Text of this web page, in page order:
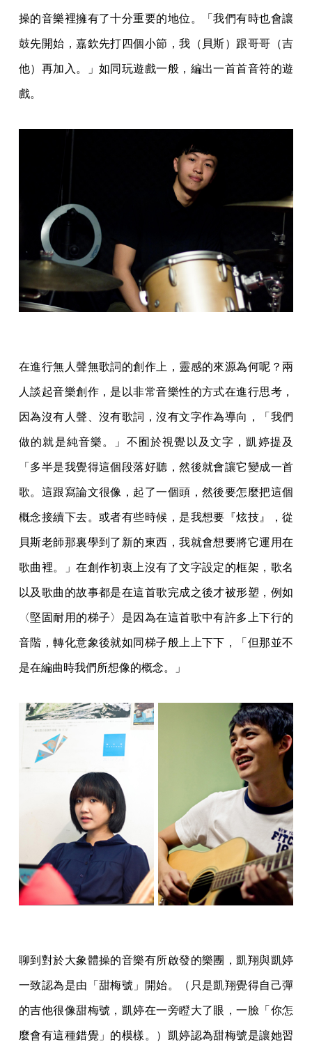
操的音樂裡擁有了十分重要的地位。「我們有時也會讓
鼓先開始，嘉欽先打四個小節，我（貝斯）跟哥哥（吉
他）再加入。」如同玩遊戲一般，編出一首首音符的遊
戲。
在進行無人聲無歌詞的創作上，靈感的來源為何呢？兩
人談起音樂創作，是以非常音樂性的方式在進行思考，
因為沒有人聲、沒有歌詞，沒有文字作為導向，「我們
做的就是純音樂。」不囿於視覺以及文字，凱婷提及
「多半是我覺得這個段落好聽，然後就會讓它變成一首
歌。這跟寫論文很像，起了一個頭，然後要怎麼把這個
概念接續下去。或者有些時候，是我想要『炫技』，從
貝斯老師那裏學到了新的東西，我就會想要將它運用在
歌曲裡。」在創作初衷上沒有了文字設定的框架，歌名
以及歌曲的故事都是在這首歌完成之後才被形塑，例如
〈堅固耐用的梯子〉是因為在這首歌中有許多上下行的
音階，轉化意象後就如同梯子般上上下下，「但那並不
是在編曲時我們所想像的概念。」
聊到對於大象體操的音樂有所啟發的樂團，凱翔與凱婷
一致認為是由「甜梅號」開始。（只是凱翔覺得自己彈
的吉他很像甜梅號，凱婷在一旁瞪大了眼，一臉「你怎
麼會有這種錯覺」的模樣。）凱婷認為甜梅號是讓她習